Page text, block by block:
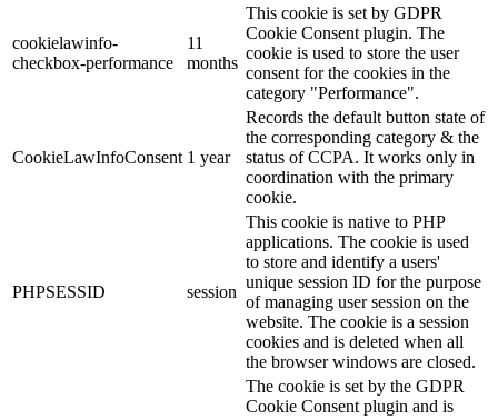
cookielawinfo-
checkbox-performance
11
months
This cookie is set by GDPR
Cookie Consent plugin. The
cookie is used to store the user
consent for the cookies in the
category "Performance".
CookieLawInfoConsent 1 year
Records the default button state of
the corresponding category & the
status of CCPA. It works only in
coordination with the primary
cookie.
PHPSESSID session
This cookie is native to PHP
applications. The cookie is used
to store and identify a users'
unique session ID for the purpose
of managing user session on the
website. The cookie is a session
cookies and is deleted when all
the browser windows are closed.
The cookie is set by the GDPR
Cookie Consent plugin and is